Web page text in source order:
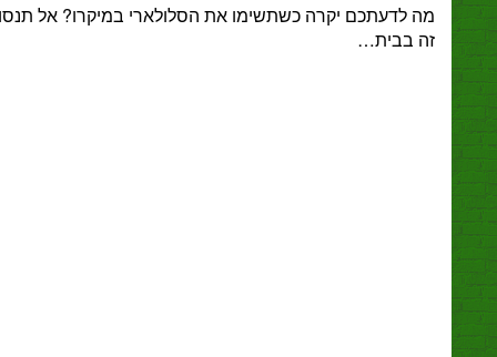
יקרה כשתשימו את הסלולארי במיקרו? אל תנסו את